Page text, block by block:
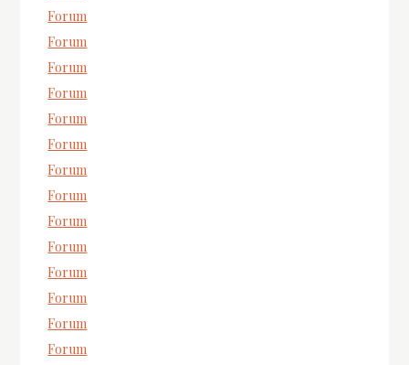
Forum
Forum
Forum
Forum
Forum
Forum
Forum
Forum
Forum
Forum
Forum
Forum
Forum
Forum